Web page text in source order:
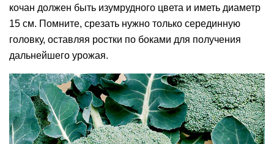
кочан должен быть изумрудного цвета и иметь диаметр
15 см. Помните, срезать нужно только серединную
головку, оставляя ростки по боками для получения
дальнейшего урожая.